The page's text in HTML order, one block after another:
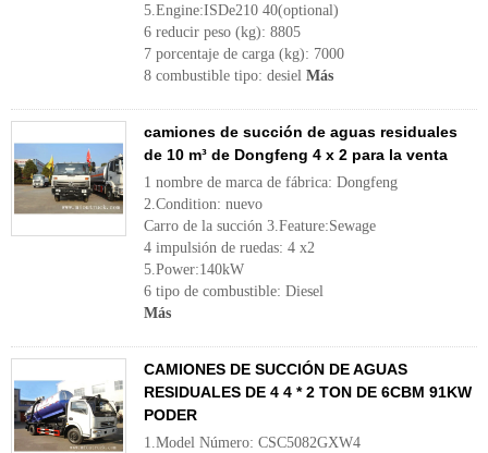
5.Engine:ISDe210 40(optional)
6 reducir peso (kg): 8805
7 porcentaje de carga (kg): 7000
8 combustible tipo: desiel Más
camiones de succión de aguas residuales
de 10 m³ de Dongfeng 4 x 2 para la venta
1 nombre de marca de fábrica: Dongfeng
2.Condition: nuevo
Carro de la succión 3.Feature:Sewage
4 impulsión de ruedas: 4 x2
5.Power:140kW
6 tipo de combustible: Diesel
Más
CAMIONES DE SUCCIÓN DE AGUAS
RESIDUALES DE 4 4 * 2 TON DE 6CBM 91KW
PODER
1.Model Número: CSC5082GXW4